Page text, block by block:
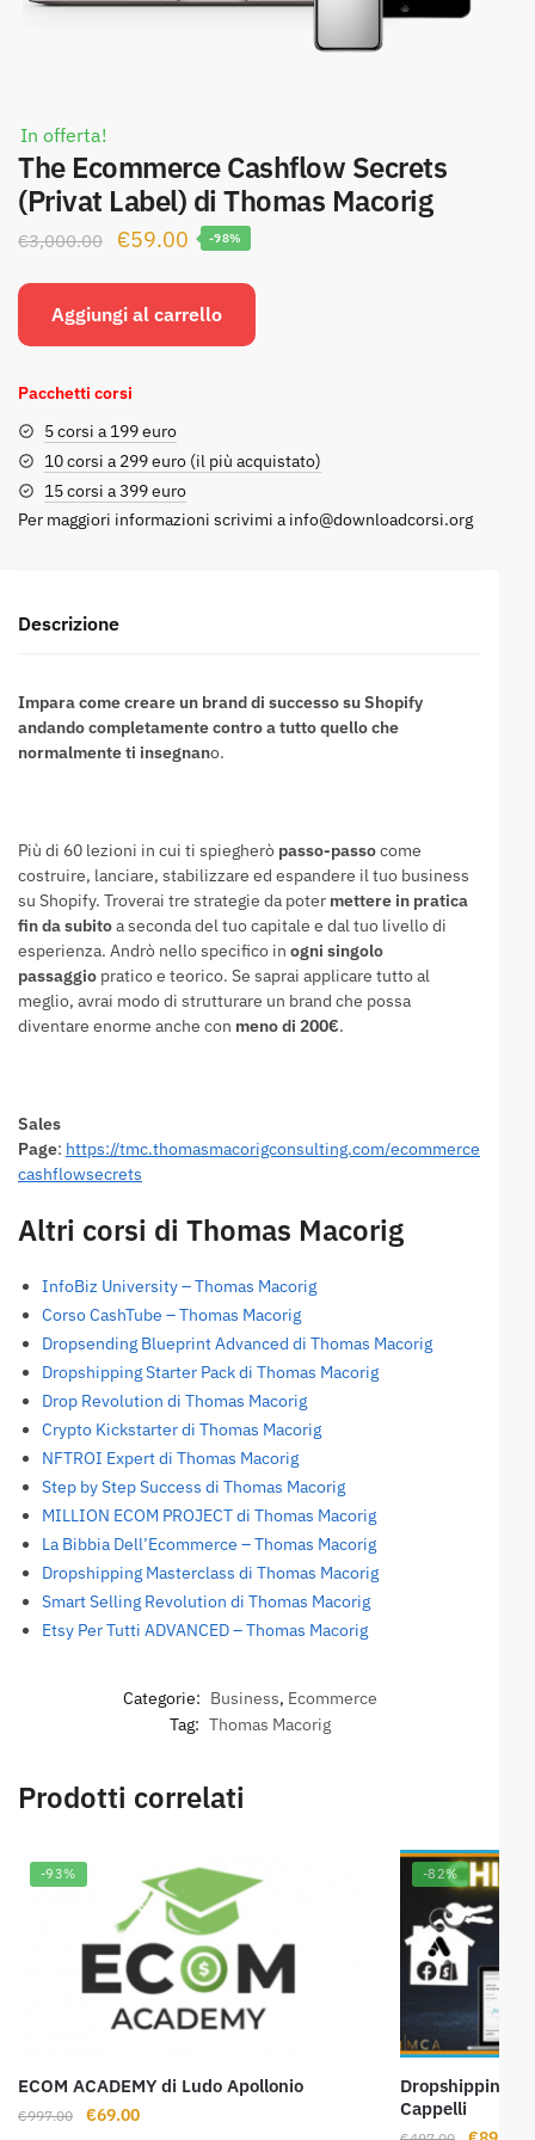
In offerta!
The Ecommerce Cashflow Secrets
(Privat Label) di Thomas Macorig
€3,000.00
Il
originale
€59.00 Il
attuale
-98%
Aggiungi al carrello
Pacchetti corsi
5 corsi a 199 euro
10 corsi a 299 euro (il più acquistato)
15 corsi a 399 euro
Per maggiori informazioni scrivimi a info@downloadcorsi.org
Descrizione
Impara come creare un brand di successo su Shopify
andando completamente contro a tutto quello che
normalmente ti insegnano.
Più di 60 lezioni in cui ti spiegherò passo-passocome
costruire, lanciare, stabilizzare ed espandere il tuo business
su Shopify. Troverai tre strategie da poter mettere in pratica
fin da subitoa seconda del tuo capitale e dal tuo livello di
esperienza. Andrò nello specifico in ogni singolo
passaggio pratico e teorico. Se saprai applicare tutto al
meglio, avrai modo di strutturare un brand che possa
diventare enorme anche con meno di 200€.
Sales
Page: https://tmc.thomasmacorigconsulting.com/ecommerce
cashflowsecrets
Altri corsi di Thomas Macorig
InfoBiz University – Thomas Macorig
Corso CashTube – Thomas Macorig
Dropsending Blueprint Advanced di Thomas Macorig
Dropshipping Starter Pack di Thomas Macorig
Drop Revolution di Thomas Macorig
Crypto Kickstarter di Thomas Macorig
NFTROI Expert di Thomas Macorig
Step by Step Success di Thomas Macorig
MILLION ECOM PROJECT di Thomas Macorig
La Bibbia Dell’Ecommerce – Thomas Macorig
Dropshipping Masterclass di Thomas Macorig
Smart Selling Revolution di Thomas Macorig
Etsy Per Tutti ADVANCED – Thomas Macorig
Categorie: Business, Ecommerce
Tag: Thomas Macorig
Prodotti correlati
-93%
ECOM ACADEMY di Ludo Apollonio
€997.00
Il
€69.00Il
-82%
Dropshipping
Cappelli